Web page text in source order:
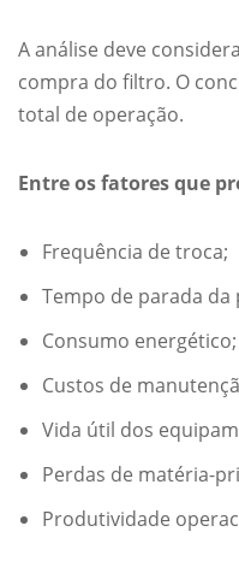
A análise deve
compra do filtro. O
total de operação.
Entre os fatores que
Frequência de troca;
Tempo de parada da
Consumo energético;
Custos de
Vida útil dos
Perdas de matéria-
Produtividade